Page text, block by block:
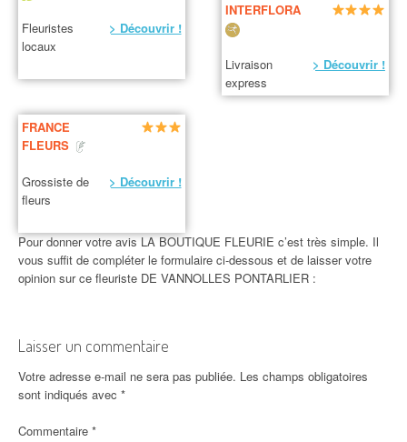
Fleuristes
locaux
> Découvrir !
INTERFLORA
Livraison
express
> Découvrir !
FRANCE
FLEURS
Grossiste de
fleurs
> Découvrir !
Pour donner votre avis LA BOUTIQUE FLEURIE c’est très simple. Il
vous suffit de compléter le formulaire ci-dessous et de laisser votre
opinion sur ce fleuriste DE VANNOLLES PONTARLIER :
Laisser un commentaire
Votre adresse e-mail ne sera pas publiée. Les champs obligatoires
sont indiqués avec *
Commentaire *